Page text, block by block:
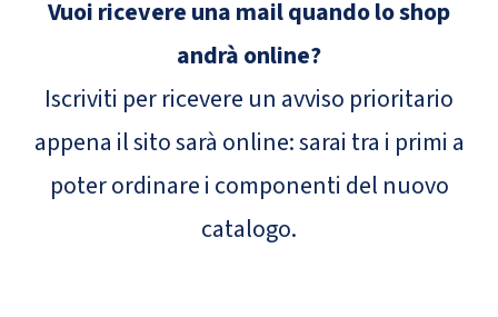
Vuoi ricevere una mail quando lo shop
andrà online?
Iscriviti per ricevere un avviso prioritario
appena il sito sarà online: sarai tra i primi a
poter ordinare i componenti del nuovo
catalogo.